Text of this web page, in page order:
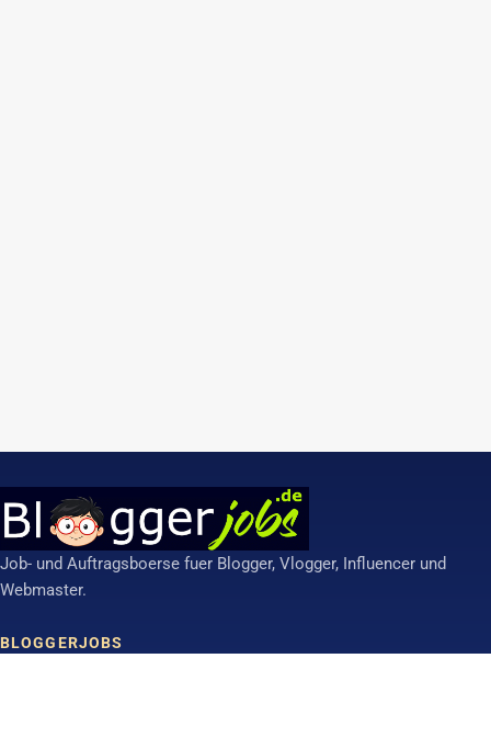
Job- und Auftragsboerse fuer Blogger, Vlogger, Influencer und
Webmaster.
BLOGGERJOBS